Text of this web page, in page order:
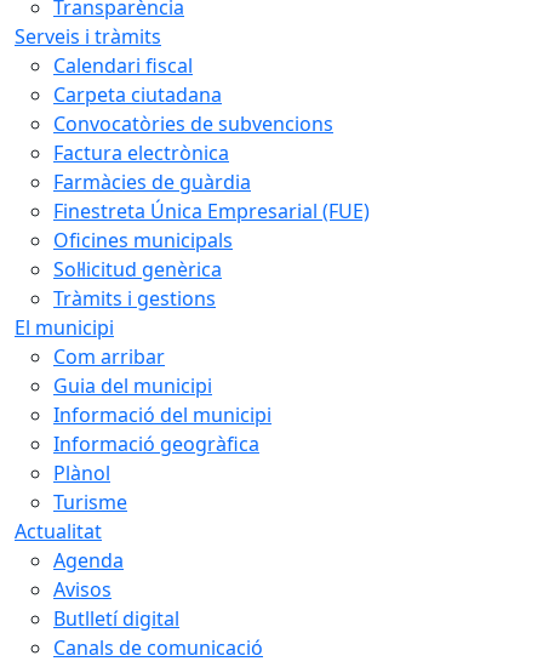
Transparència
Serveis i tràmits
Calendari fiscal
Carpeta ciutadana
Convocatòries de subvencions
Factura electrònica
Farmàcies de guàrdia
Finestreta Única Empresarial (FUE)
Oficines municipals
Sol·licitud genèrica
Tràmits i gestions
El municipi
Com arribar
Guia del municipi
Informació del municipi
Informació geogràfica
Plànol
Turisme
Actualitat
Agenda
Avisos
Butlletí digital
Canals de comunicació